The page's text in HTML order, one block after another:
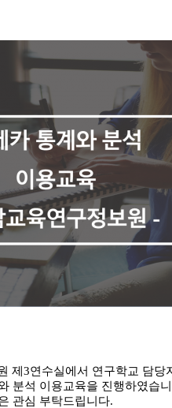
제3연수실에서 연구학교 담
분석 이용교육을 진행하였습
관심 부탁드립니다.